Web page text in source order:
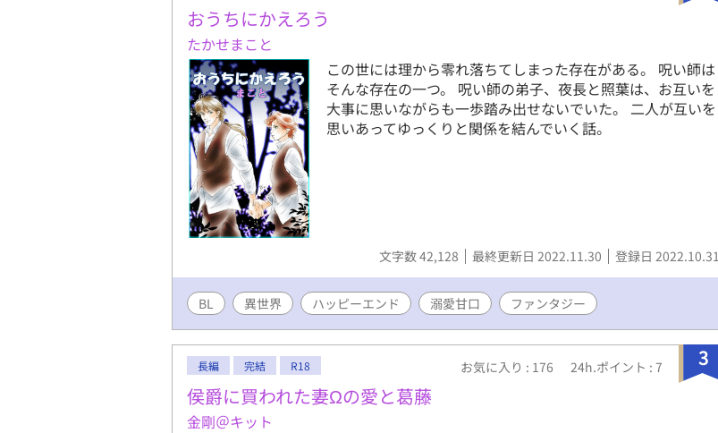
おうちにかえろう
たかせまこと
この世には理から零れ落ちてしまった存在がある。 呪い師は
そんな存在の一つ。 呪い師の弟子、夜長と照葉は、お互いを
大事に思いながらも一歩踏み出せないでいた。 二人が互いを
思いあってゆっくりと関係を結んでいく話。
文字数 42,128 最終更新日 2022.11.30 登録日 2022.10.31
BL 異世界 ハッピーエンド 溺愛甘口 ファンタジー
3
長編 完結 R18 お気に入り : 176 24h.ポイント : 7
侯爵に買われた妻Ωの愛と葛藤
金剛＠キット